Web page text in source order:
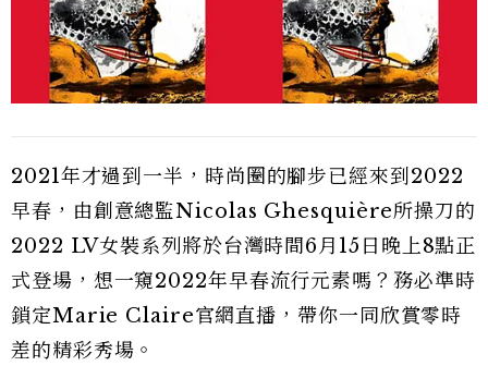
2021年才過到一半，時尚圈的腳步已經來到2022
早春，由創意總監Nicolas Ghesquière所操刀的
2022 LV女裝系列將於台灣時間6月15日晚上8點正
式登場，想一窺2022年早春流行元素嗎？務必準時
鎖定Marie Claire官網直播，帶你一同欣賞零時
差的精彩秀場。